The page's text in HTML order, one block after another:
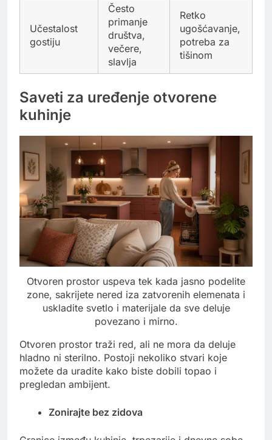
Učestalost
gostiju
Često
primanje
društva,
večere,
slavlja
Retko
ugošćavanje,
potreba za
tišinom
Saveti za uređenje otvorene
kuhinje
Otvoren prostor uspeva tek kada jasno podelite
zone, sakrijete nered iza zatvorenih elemenata i
uskladite svetlo i materijale da sve deluje
povezano i mirno.
Otvoren prostor traži red, ali ne mora da deluje
hladno ni sterilno. Postoji nekoliko stvari koje
možete da uradite kako biste dobili topao i
pregledan ambijent.
Zonirajte bez zidova